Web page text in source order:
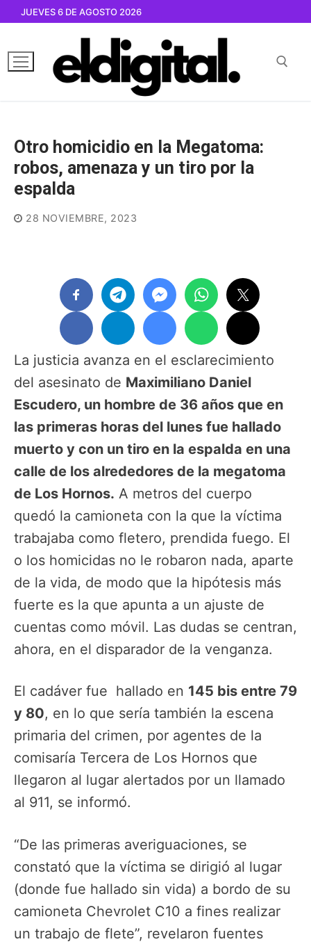
contenido
JUEVES 6 DE AGOSTO 2026
Otro homicidio en la Megatoma:
robos, amenaza y un tiro por la
espalda
28 NOVIEMBRE, 2023
La justicia avanza en el esclarecimiento
del asesinato de Maximiliano Daniel
Escudero, un hombre de 36 años que en
las primeras horas del lunes fue hallado
muerto y con un tiro en la espalda en una
calle de los alrededores de la megatoma
de Los Hornos. A metros del cuerpo
quedó la camioneta con la que la víctima
trabajaba como fletero, prendida fuego. El
o los homicidas no le robaron nada, aparte
de la vida, de modo que la hipótesis más
fuerte es la que apunta a un ajuste de
cuentas como móvil. Las dudas se centran,
ahora, en el disparador de la venganza.
El cadáver fue hallado en 145 bis entre 79
y 80, en lo que sería también la escena
primaria del crimen, por agentes de la
comisaría Tercera de Los Hornos que
llegaron al lugar alertados por un llamado
al 911, se informó.
“De las primeras averiguaciones, se
constató que la víctima se dirigió al lugar
(donde fue hallado sin vida) a bordo de su
camioneta Chevrolet C10 a fines realizar
un trabajo de flete”, revelaron fuentes